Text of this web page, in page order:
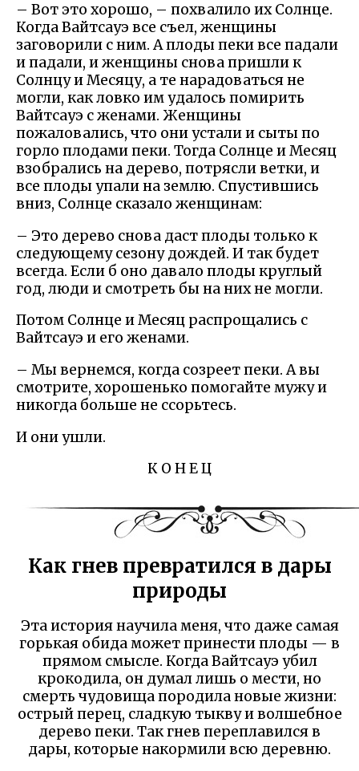
– Вот это хорошо, – похвалило их Солнце.
Когда Вайтсауэ все съел, женщины
заговорили с ним. А плоды пеки все падали
и падали, и женщины снова пришли к
Солнцу и Месяцу, а те нарадоваться не
могли, как ловко им удалось помирить
Вайтсауэ с женами. Женщины
пожаловались, что они устали и сыты по
горло плодами пеки. Тогда Солнце и Месяц
взобрались на дерево, потрясли ветки, и
все плоды упали на землю. Спустившись
вниз, Солнце сказало женщинам:
– Это дерево снова даст плоды только к
следующему сезону дождей. И так будет
всегда. Если б оно давало плоды круглый
год, люди и смотреть бы на них не могли.
Потом Солнце и Месяц распрощались с
Вайтсауэ и его женами.
– Мы вернемся, когда созреет пеки. А вы
смотрите, хорошенько помогайте мужу и
никогда больше не ссорьтесь.
И они ушли.
К О Н Е Ц
Как гнев превратился в дары
природы
Эта история научила меня, что даже самая
горькая обида может принести плоды — в
прямом смысле. Когда Вайтсауэ убил
крокодила, он думал лишь о мести, но
смерть чудовища породила новые жизни:
острый перец, сладкую тыкву и волшебное
дерево пеки. Так гнев переплавился в
дары, которые накормили всю деревню.